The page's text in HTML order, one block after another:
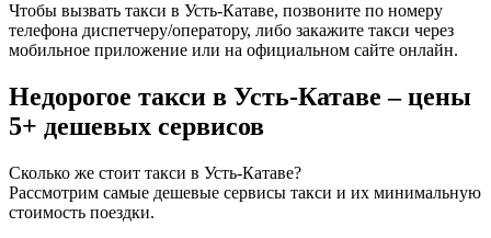
Чтобы вызвать такси в Усть-Катаве, позвоните по номеру
телефона диспетчеру/оператору, либо закажите такси через
мобильное приложение или на официальном сайте онлайн.
Недорогое такси в Усть-Катаве – цены
5+ дешевых сервисов
Сколько же стоит такси в Усть-Катаве?
Рассмотрим самые дешевые сервисы такси и их минимальную
стоимость поездки.